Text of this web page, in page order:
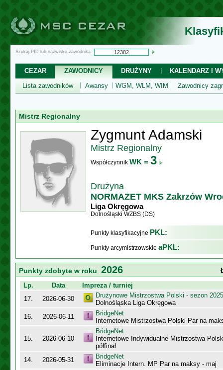
Szukaj PID lub nazwisko zawodnika:
CEZAR ZAWODNICY DRUŻYNY
KALENDARZ I
Lista zawodników
Awansy WGM, WLM, WIM Zawodnicy
Mistrz Regionalny
Zygmunt Adamski
Mistrz Regionalny
Współczynnik WK = 3
Drużyna
NORMAZET MKS Zakrzów
Liga Okręgowa
Dolnośląski WZBS (DS)
Punkty klasyfikacyjne PKL:
Punkty arcymistrzowskie aPKL:
Punkty zdobyte w roku 2026
Lp.
Data
Impreza / turniej
17.
2026-06-30
Drużynowe Mistrzostwa Polski - sezon
Dolnośląska Liga Okręgowa
16.
2026-06-11
BridgeNet
Internetowe Mistrzostwa Polski Par na
15. 2026-06-10
BridgeNet
Internetowe Indywidualne Mistrzostwa
półfinał
14.
2026-05-31
BridgeNet
Eliminacje Intern. MP Par na maksy - maj